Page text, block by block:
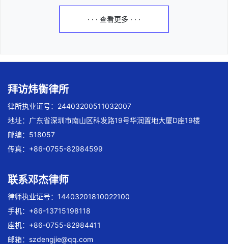
· · · 查看更多 · · ·
拜访炜衡律所
律所执业证号：24403200511032007
地址：广东省深圳市南山区科发路19号华润置地大厦D座19楼
邮编：518057
传真：+86-0755-82984599
联系邓杰律师
律师执业证号：14403201810022100
手机：+86-13715198118
座机：+86-0755-82984411
邮箱： szdengjie@qq.com